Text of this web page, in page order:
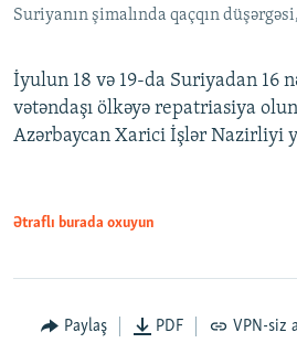
Suriyanın şimalında qaçqın
İyulun 18 və 19-da Suriyadan 16
vətəndaşı ölkəyə repatriasiya
Azərbaycan Xarici İşlər Nazirliyi
Ətraflı burada oxuyun
Paylaş PDF VPN-siz